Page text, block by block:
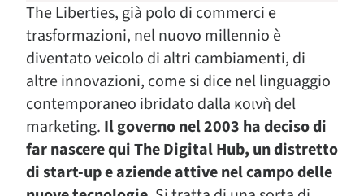
The Liberties, già polo di commerci e
trasformazioni, nel nuovo millennio è
diventato veicolo di altri cambiamenti, di
altre innovazioni, come si dice nel linguaggio
contemporaneo ibridato dalla κοινὴ del
marketing. Il governo nel 2003 ha deciso di
far nascere qui The Digital Hub, un distretto
di start-up e aziende attive nel campo delle